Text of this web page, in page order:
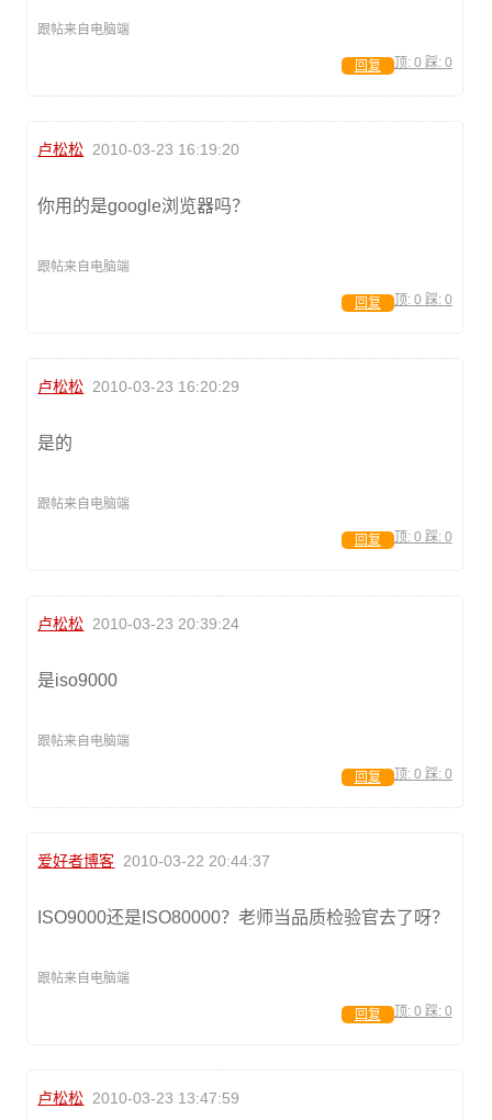
跟帖来自电脑端
顶: 0 踩: 0
回复
卢松松 2010-03-23 16:19:20
你用的是google浏览器吗？
跟帖来自电脑端
顶: 0 踩: 0
回复
卢松松 2010-03-23 16:20:29
是的
跟帖来自电脑端
顶: 0 踩: 0
回复
卢松松 2010-03-23 20:39:24
是iso9000
跟帖来自电脑端
顶: 0 踩: 0
回复
爱好者博客 2010-03-22 20:44:37
ISO9000还是ISO80000？老师当品质检验官去了呀？
跟帖来自电脑端
顶: 0 踩: 0
回复
卢松松 2010-03-23 13:47:59